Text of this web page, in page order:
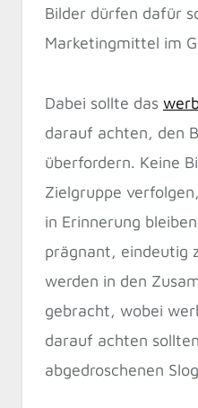
Bilder dürfen dafür
Marketingmittel im
Dabei sollte das
darauf achten, den
überfordern. Keine
Zielgruppe
in Erinnerung
prägnant, eindeutig
werden in den
gebracht, wobei
darauf achten
abgedroschenen